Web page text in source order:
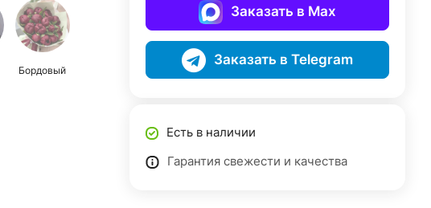
Бордовый
Заказать в Max
Заказать в Telegram
Есть в наличии
Гарантия свежести и качества